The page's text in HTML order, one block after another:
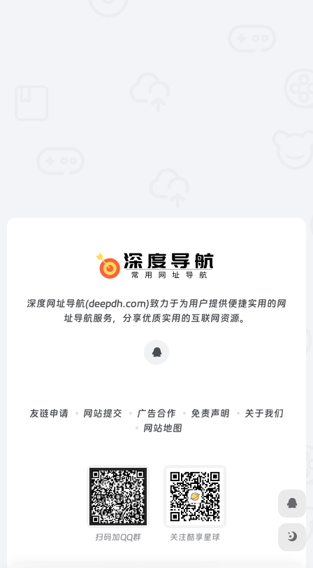
深度网址导航(deepdh.com)致力于为用户提供便捷实用的网
址导航服务，分享优质实用的互联网资源。
友链申请 网站提交 广告合作 免责声明
关于我们
网站地图
扫码加QQ群 关注酷享星球